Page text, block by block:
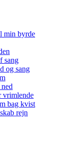
min byrde
sang
og sang
vrimlende
bag kvist
rejn